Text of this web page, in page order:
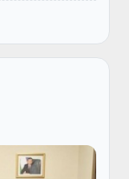
qabul qil...